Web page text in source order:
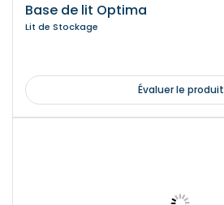
Base de lit Optima
Lit de Stockage
Évaluer le produit